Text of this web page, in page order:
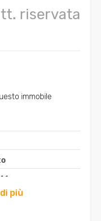
riservata
immobile